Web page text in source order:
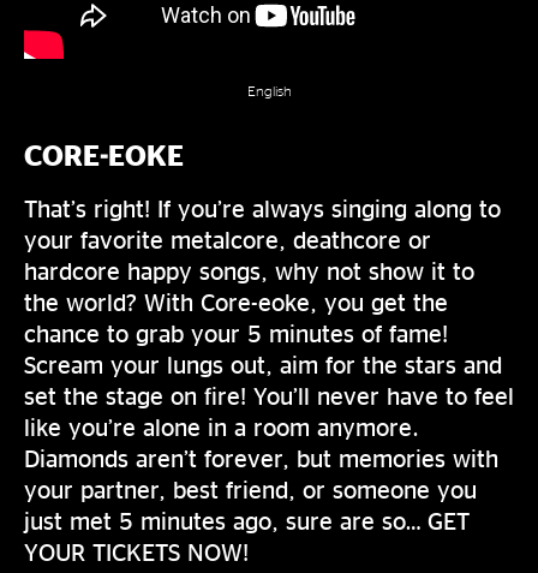
English
CORE-EOKE
That’s right! If you’re always singing along to
your favorite metalcore, deathcore or
hardcore happy songs, why not show it to
the world? With Core-eoke, you get the
chance to grab your 5 minutes of fame!
Scream your lungs out, aim for the stars and
set the stage on fire! You’ll never have to feel
like you’re alone in a room anymore.
Diamonds aren’t forever, but memories with
your partner, best friend, or someone you
just met 5 minutes ago, sure are so… GET
YOUR TICKETS NOW!